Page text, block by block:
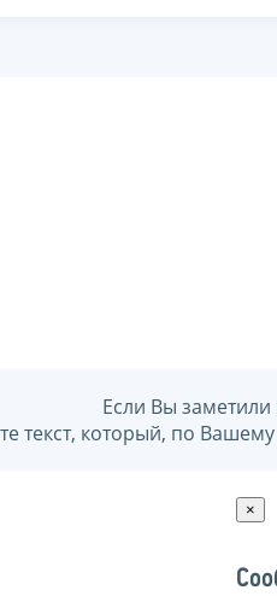
Если Вы
текст, который, по
×